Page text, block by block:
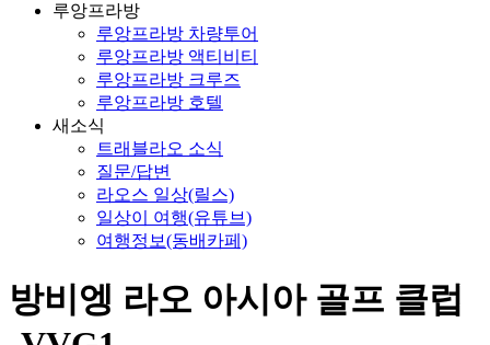
루앙프라방
루앙프라방 차량투어
루앙프라방 액티비티
루앙프라방 크루즈
루앙프라방 호텔
새소식
트래블라오 소식
질문/답변
라오스 일상(릴스)
일상이 여행(유튜브)
여행정보(동배카페)
방비엥 라오 아시아 골프 클럽